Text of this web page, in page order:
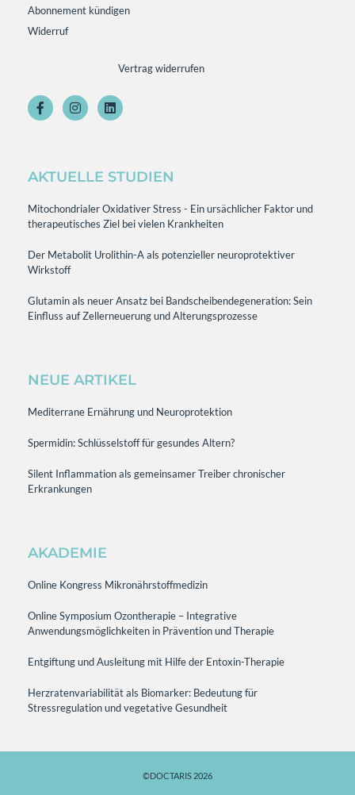
Abonnement kündigen
Widerruf
Vertrag widerrufen
AKTUELLE STUDIEN
Mitochondrialer Oxidativer Stress - Ein ursächlicher Faktor und
therapeutisches Ziel bei vielen Krankheiten
Der Metabolit Urolithin-A als potenzieller neuroprotektiver
Wirkstoff
Glutamin als neuer Ansatz bei Bandscheibendegeneration: Sein
Einfluss auf Zellerneuerung und Alterungsprozesse
NEUE ARTIKEL
Mediterrane Ernährung und Neuroprotektion
Spermidin: Schlüsselstoff für gesundes Altern?
Silent Inflammation als gemeinsamer Treiber chronischer
Erkrankungen
AKADEMIE
Online Kongress Mikronährstoffmedizin
Online Symposium Ozontherapie – Integrative
Anwendungsmöglichkeiten in Prävention und Therapie
Entgiftung und Ausleitung mit Hilfe der Entoxin-Therapie
Herzratenvariabilität als Biomarker: Bedeutung für
Stressregulation und vegetative Gesundheit
©DOCTARIS 2026